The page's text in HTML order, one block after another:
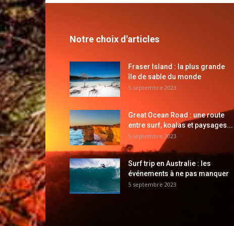
Notre choix d'articles
Fraser Island : la plus grande
île de sable du monde
5 septembre 2023
Great Ocean Road : une route
entre surf, koalas et paysages...
5 septembre 2023
Surf trip en Australie : les
événements à ne pas manquer
5 septembre 2023